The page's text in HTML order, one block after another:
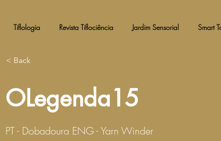
Tiflologia Revista Tiflociência Jardim Sensorial Smart
< Back
OLegenda15
PT - Dobadoura ENG - Yarn Winder